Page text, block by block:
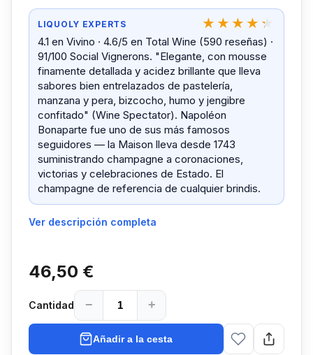
LIQUOLY EXPERTS
4.1 en Vivino · 4.6/5 en Total Wine (590 reseñas) ·
91/100 Social Vignerons. "Elegante, con mousse
finamente detallada y acidez brillante que lleva
sabores bien entrelazados de pastelería,
manzana y pera, bizcocho, humo y jengibre
confitado" (Wine Spectator). Napoléon
Bonaparte fue uno de sus más famosos
seguidores — la Maison lleva desde 1743
suministrando champagne a coronaciones,
victorias y celebraciones de Estado. El
champagne de referencia de cualquier brindis.
Ver descripción completa
46,50 €
Cantidad − +
Añadir a la cesta